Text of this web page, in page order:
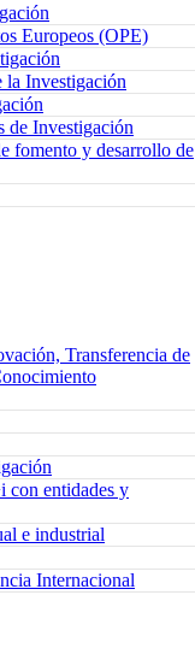
Europeos (OPE)
la Investigación
de Investigación
fomento y desarrollo de
Transferencia de
con entidades y
e industrial
Internacional